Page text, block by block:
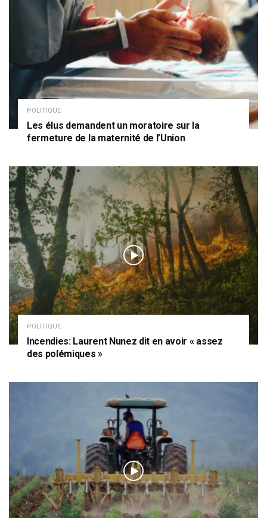
POLITIQUE
Les élus demandent un moratoire sur la
fermeture de la maternité de l’Union
POLITIQUE
Incendies: Laurent Nunez dit en avoir « assez
des polémiques »